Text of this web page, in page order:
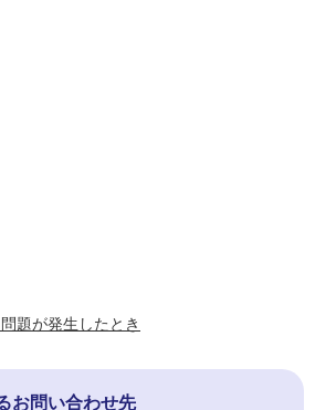
題が発生したとき
お問い合わせ先